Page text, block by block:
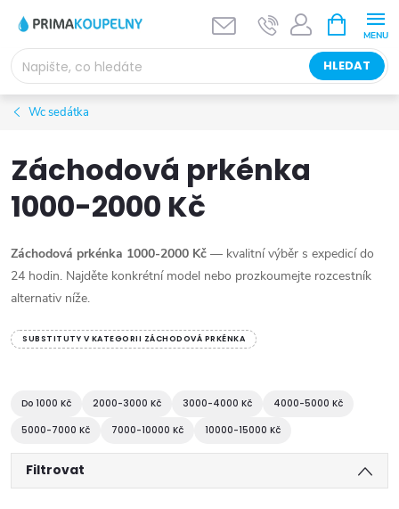
obsah
HLEDAT
NÁKUPNÍ
KOŠÍK
Wc sedátka
Záchodová prkénka
1000-2000 Kč
Záchodová prkénka 1000-2000 Kč — kvalitní výběr s expedicí do
24 hodin. Najděte konkrétní model nebo prozkoumejte rozcestník
alternativ níže.
SUBSTITUTY V KATEGORII ZÁCHODOVÁ PRKÉNKA
Do 1000 Kč 2000-3000 Kč 3000-4000 Kč
4000-5000 Kč
5000-7000 Kč
7000-10000 Kč 10000-15000 Kč
Filtrovat